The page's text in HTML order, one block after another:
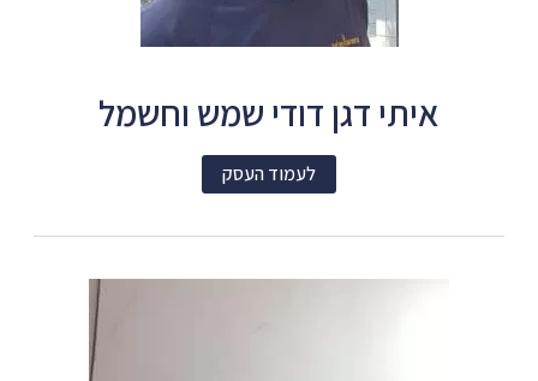
איתי דגן דודי שמש וחשמל
לעמוד העסק